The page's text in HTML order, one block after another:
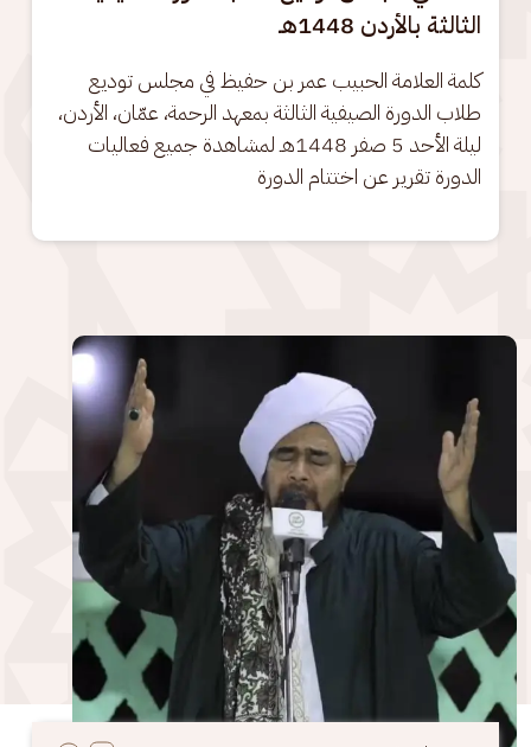
الثالثة بالأردن 1448هـ
كلمة العلامة الحبيب عمر بن حفيظ في مجلس توديع
طلاب الدورة الصيفية الثالثة بمعهد الرحمة، عمّان، الأردن،
ليلة الأحد 5 صفر 1448هـ لمشاهدة جميع فعاليات
الدورة تقرير عن اختتام الدورة
الصورة